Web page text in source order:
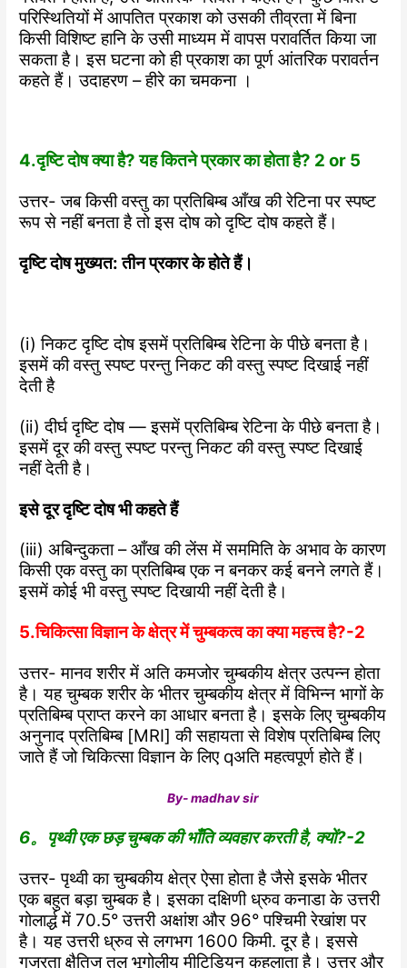
परिस्थितियों में आपतित प्रकाश को उसकी तीव्रता में बिना
किसी विशिष्ट हानि के उसी माध्यम में वापस परावर्तित किया जा
सकता है। इस घटना को ही प्रकाश का पूर्ण आंतरिक परावर्तन
कहते हैं। उदाहरण – हीरे का चमकना ।
4.दृष्टि दोष क्या है? यह कितने प्रकार का होता है? 2 or 5
उत्तर- जब किसी वस्तु का प्रतिबिम्ब आँख की रेटिना पर स्पष्ट
रूप से नहीं बनता है तो इस दोष को दृष्टि दोष कहते हैं।
दृष्टि दोष मुख्यत: तीन प्रकार के होते हैं।
(i) निकट दृष्टि दोष इसमें प्रतिबिम्ब रेटिना के पीछे बनता है।
इसमें की वस्तु स्पष्ट परन्तु निकट की वस्तु स्पष्ट दिखाई नहीं
देती है
(ii) दीर्घ दृष्टि दोष — इसमें प्रतिबिम्ब रेटिना के पीछे बनता है।
इसमें दूर की वस्तु स्पष्ट परन्तु निकट की वस्तु स्पष्ट दिखाई
नहीं देती है।
इसे दूर दृष्टि दोष भी कहते हैं
(iii) अबिन्दुकता – आँख की लेंस में सममिति के अभाव के कारण
किसी एक वस्तु का प्रतिबिम्ब एक न बनकर कई बनने लगते हैं।
इसमें कोई भी वस्तु स्पष्ट दिखायी नहीं देती है।
5.चिकित्सा विज्ञान के क्षेत्र में चुम्बकत्व का क्या महत्त्व है?-2
उत्तर- मानव शरीर में अति कमजोर चुम्बकीय क्षेत्र उत्पन्न होता
है। यह चुम्बक शरीर के भीतर चुम्बकीय क्षेत्र में विभिन्न भागों के
प्रतिबिम्ब प्राप्त करने का आधार बनता है। इसके लिए चुम्बकीय
अनुनाद प्रतिबिम्ब [MRI] की सहायता से विशेष प्रतिबिम्ब लिए
जाते हैं जो चिकित्सा विज्ञान के लिए qअति महत्वपूर्ण होते हैं।
By- madhav sir
6。पृथ्वी एक छड़ चुम्बक की भाँति व्यवहार करती है, क्यों?-2
उत्तर- पृथ्वी का चुम्बकीय क्षेत्र ऐसा होता है जैसे इसके भीतर
एक बहुत बड़ा चुम्बक है। इसका दक्षिणी ध्रुव कनाडा के उत्तरी
गोलार्द्ध में 70.5° उत्तरी अक्षांश और 96° पश्चिमी रेखांश पर
है। यह उत्तरी ध्रुव से लगभग 1600 किमी. दूर है। इससे
गुजरता क्षैतिज तल भूगोलीय मीटिडियन कहलाता है। उत्तर और